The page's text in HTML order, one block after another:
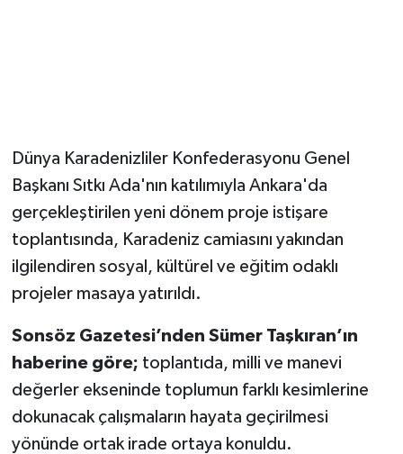
Dünya Karadenizliler Konfederasyonu Genel
Başkanı Sıtkı Ada'nın katılımıyla Ankara'da
gerçekleştirilen yeni dönem proje istişare
toplantısında, Karadeniz camiasını yakından
ilgilendiren sosyal, kültürel ve eğitim odaklı
projeler masaya yatırıldı.
Sonsöz Gazetesi’nden Sümer Taşkıran’ın
haberine göre; toplantıda, milli ve manevi
değerler ekseninde toplumun farklı kesimlerine
dokunacak çalışmaların hayata geçirilmesi
yönünde ortak irade ortaya konuldu.
Sonsöz Özel
Vasıta